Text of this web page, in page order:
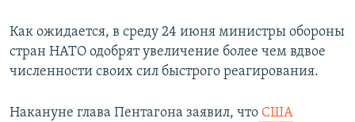
Как ожидается, в среду 24 июня министры обороны
стран НАТО одобрят увеличение более чем вдвое
численности своих сил быстрого реагирования.
Накануне глава Пентагона заявил, что США